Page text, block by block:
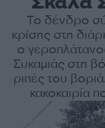
Το δένδρο
κρίσης στη
ο
Συκαμιάς στη
ριπές του
κακοκαιρία